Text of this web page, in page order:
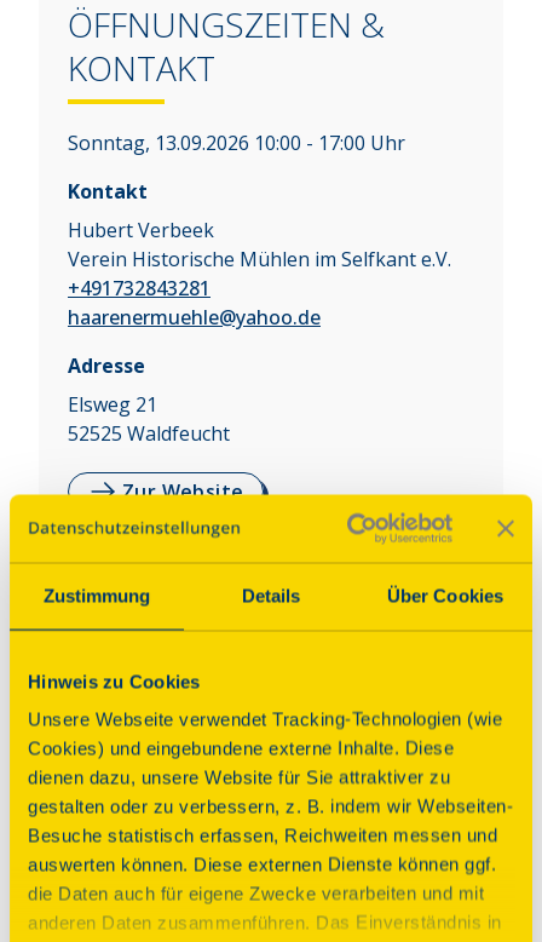
Zustimmung Details Über Cookies
Hinweis zu Cookies
Unsere Webseite verwendet Tracking-Technologien (wie
Cookies) und eingebundene externe Inhalte. Diese
dienen dazu, unsere Website für Sie attraktiver zu
gestalten oder zu verbessern, z. B. indem wir Webseiten-
Besuche statistisch erfassen, Reichweiten messen und
auswerten können. Diese externen Dienste können ggf.
die Daten auch für eigene Zwecke verarbeiten und mit
anderen Daten zusammenführen. Das Einverständnis in
ÖFFNUNGSZEITEN &
KONTAKT
Sonntag, 13.09.2026 10:00 - 17:00 Uhr
Kontakt
Hubert Verbeek
Verein Historische Mühlen im Selfkant e.V.
+491732843281
haarenermuehle@yahoo.de
Adresse
Elsweg 21
52525 Waldfeucht
Zur Website
Über dieses Denkmal
Bei der Windmühle Haaren handelt es sich um
einen sogenannten Kellerholländer aus Backstein,
der 1842 als Getreide- und Ölmühle erbaut wurde.
1940 brannte die Mühle bis auf die Turmhülle ab,
konnte jedoch mit Teilen einer Mühle aus dem
holländischen Alkmaar von 1730 bestückt werden.
Programm